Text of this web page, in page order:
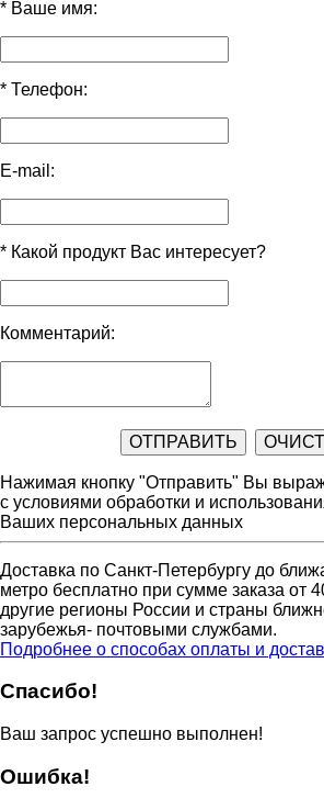
* Ваше имя:
* Телефон:
E-mail:
* Какой продукт Вас интересует?
Комментарий:
Нажимая кнопку "Отправить" Вы
с условиями обработки и
Ваших персональных данных
Доставка по Санкт-Петербургу до
метро бесплатно при сумме заказа от
другие регионы России и страны
зарубежья- почтовыми службами.
Подробнее о способах оплаты и
Спасибо!
Ваш запрос успешно выполнен!
Ошибка!